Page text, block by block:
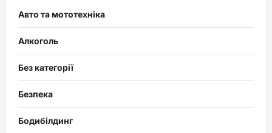
Авто та мототехніка
Алкоголь
Без категорії
Безпека
Бодибілдинг